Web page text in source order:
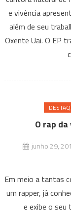
e vivência
além de seu
Oxente Uai. O EP
O rap
junho 29,
Em meio a tantas
um rapper, já
e exibe o seu